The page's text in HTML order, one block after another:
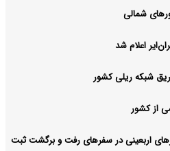
شمالی
اعلام شد
از کشور
مرزهای اربعینی در سفرهای رفت و برگشت ثبت